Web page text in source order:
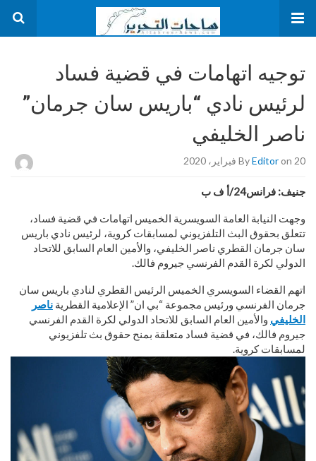
توجيه اتهامات في قضية فساد
لرئيس نادي “باريس سان جرمان”
ناصر الخليفي
ByEditoron 20 فبراير، 2020
جنيف: فرانس24/أ ف ب
وجهت النيابة العامة السويسرية الخميس اتهامات في قضية فساد،
تتعلق بحقوق البث التلفزيوني لمسابقات كروية، لرئيس نادي باريس
سان جرمان القطري ناصر الخليفي، والأمين العام السابق للاتحاد
الدولي لكرة القدم الفرنسي جيروم فالك.
اتهم القضاء السويسري الخميس الرئيس القطري لنادي باريس سان
جرمان الفرنسي ورئيس مجموعة “بي ان” الإعلامية القطرية ناصر
الخليفي والأمين العام السابق للاتحاد الدولي لكرة القدم الفرنسي
جيروم فالك، في قضية فساد متعلقة بمنح حقوق بث تلفزيوني
لمسابقات كروية.